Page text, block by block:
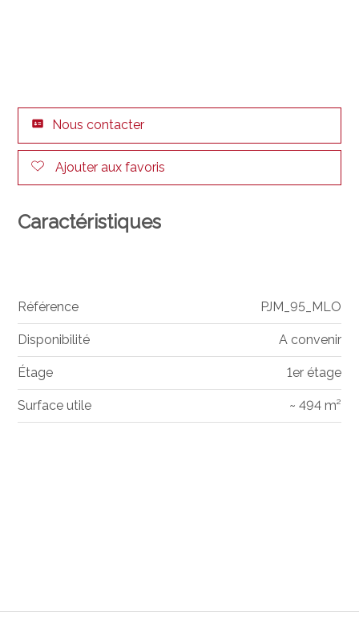
Nous contacter
Ajouter aux favoris
Caractéristiques
Référence PJM_95_MLO
Disponibilité A convenir
Étage 1er étage
Surface utile ~ 494 m²